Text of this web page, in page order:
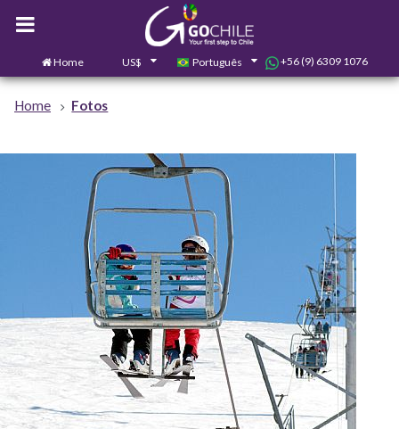
Home US$ Português +56 (9) 6309 1076
Home Fotos